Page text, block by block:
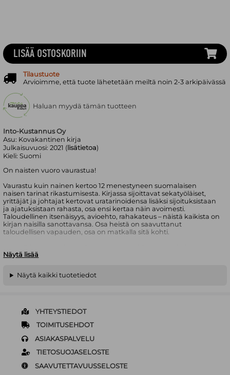
Into-Kustannus Oy
Asu: Kovakantinen kirja
Julkaisuvuosi:2021 ( lisätietoa)
Kieli:Suomi
On naisten vuoro vaurastua!
Vaurastu kuin nainen kertoo 12 menestyneen suomalaisen
naisen tarinat rikastumisesta. Kirjassa sijoittavat sekatyöläiset,
yrittäjät ja johtajat kertovat uratarinoidensa lisäksi sijoituksistaan
ja ajatuksistaan rahasta, osa ensi kertaa näin avoimesti.
Taloudellinen itsenäisyys, avioehto, rahakateus – näistä kaikista on
kirjan naisilla sanottavansa. Osa heistä on saavuttanut
taloudellisen vapauden, osa on matkalla sitä kohti.
miljoonan euron asuntosalkun. Miten hän sen teki? Mikä sai
Suhosen mielestä naisten tulisi katsoa itseään peiliin?
Kirja herättää ajatuksia rahasta ja rikastumisesta, mutta ennen
kaikkea inspiroi ottamaan oman talouden ja tulevaisuuden
ajattelemaan isommin. Vaurauden tavoittelu ei ole synti, lasten
saaminen ei ole este ja raha voi mahdollistaa paremman
tulevaisuuden niin itselle kuin yhteiskunnalle.
”Yleisesti ottaen naiset ajattelevat vaatimattomasti, että vähempi
Näytä lisää
LISÄÄ OSTOSKORIIN
Tilaustuote
Arvioimme, että tuote lähetetään meiltä noin 2-3 arkipäivässä
Haluan myydä tämän tuotteen
Näytä kaikki tuotetiedot
YHTEYSTIEDOT
TOIMITUSEHDOT
ASIAKASPALVELU
TIETOSUOJASELOSTE
SAAVUTETTAVUUSSELOSTE